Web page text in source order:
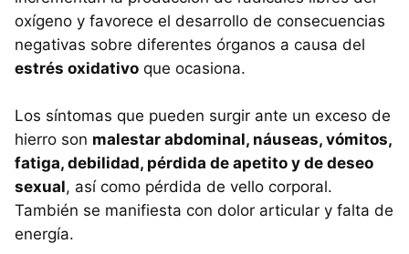
oxígeno y favorece el desarrollo de consecuencias
negativas sobre diferentes órganos a causa del
estrés oxidativo que ocasiona.
Los síntomas que pueden surgir ante un exceso de
hierro son malestar abdominal, náuseas, vómitos,
fatiga, debilidad, pérdida de apetito y de deseo
sexual, así como pérdida de vello corporal.
También se manifiesta con dolor articular y falta de
energía.